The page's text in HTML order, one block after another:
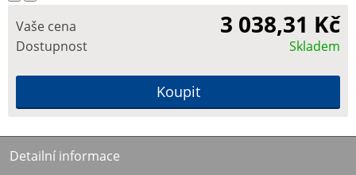
Vaše cena 3 038,31 Kč
Dostupnost Skladem
Detailní informace